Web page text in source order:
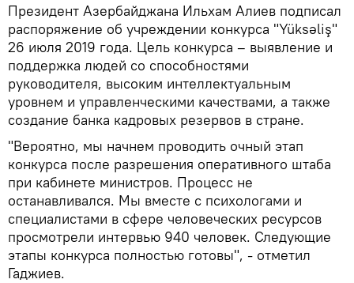
Президент Азербайджана Ильхам Алиев подписал
распоряжение об учреждении конкурса "Yüksəliş"
26 июля 2019 года. Цель конкурса – выявление и
поддержка людей со способностями
руководителя, высоким интеллектуальным
уровнем и управленческими качествами, а также
создание банка кадровых резервов в стране.
"Вероятно, мы начнем проводить очный этап
конкурса после разрешения оперативного штаба
при кабинете министров. Процесс не
останавливался. Мы вместе с психологами и
специалистами в сфере человеческих ресурсов
просмотрели интервью 940 человек. Следующие
этапы конкурса полностью готовы", - отметил
Гаджиев.